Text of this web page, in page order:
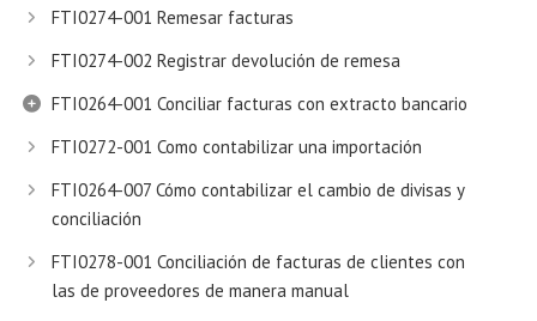
FTI0274-001 Remesar facturas
FTI0274-002 Registrar devolución de remesa
FTI0264-001 Conciliar facturas con extracto bancario
FTI0272-001 Como contabilizar una importación
FTI0264-007 Cómo contabilizar el cambio de divisas y
conciliación
FTI0278-001 Conciliación de facturas de clientes con
las de proveedores de manera manual